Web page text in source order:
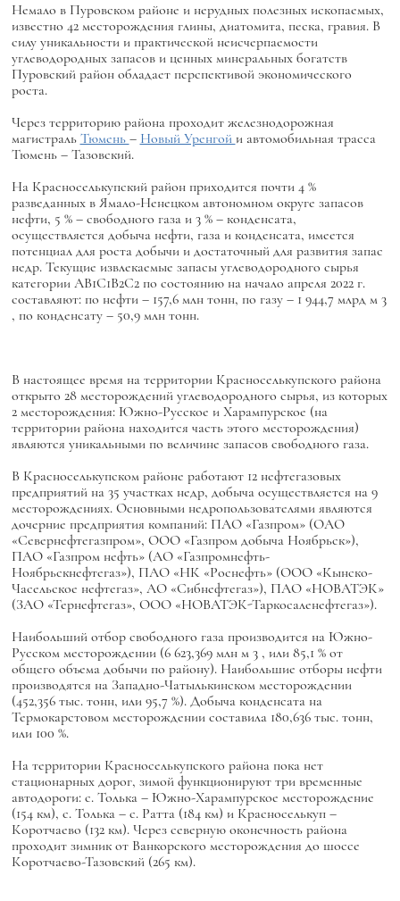
Немало в Пуровском районе и нерудных полезных ископаемых,
известно 42 месторождения глины, диатомита, песка, гравия. В
силу уникальности и практической неисчерпаемости
углеводородных запасов и ценных минеральных богатств
Пуровский район обладает перспективой экономического
роста.
Через территорию района проходит железнодорожная
магистраль Тюмень – Новый Уренгой и автомобильная трасса
Тюмень – Тазовский.
На Красноселькупский район приходится почти 4 %
разведанных в Ямало-Ненецком автономном округе запасов
нефти, 5 % – свободного газа и 3 % – конденсата,
осуществляется добыча нефти, газа и конденсата, имеется
потенциал для роста добычи и достаточный для развития запас
недр. Текущие извлекаемые запасы углеводородного сырья
категории АВ1С1В2С2 по состоянию на начало апреля 2022 г.
составляют: по нефти – 157,6 млн тонн, по газу – 1 944,7 млрд м 3
, по конденсату – 50,9 млн тонн.
В настоящее время на территории Красноселькупского района
открыто 28 месторождений углеводородного сырья, из которых
2 месторождения: Южно-Русское и Харампурское (на
территории района находится часть этого месторождения)
являются уникальными по величине запасов свободного газа.
В Красноселькупском районе работают 12 нефтегазовых
предприятий на 35 участках недр, добыча осуществляется на 9
месторождениях. Основными недропользователями являются
дочерние предприятия компаний: ПАО «Газпром» (ОАО
«Севернефтегазпром», ООО «Газпром добыча Ноябрьск»),
ПАО «Газпром нефть» (АО «Газпромнефть-
Ноябрьскнефтегаз»), ПАО «НК «Роснефть» (ООО «Кынско-
Часельское нефтегаз», АО «Сибнефтегаз»), ПАО «НОВАТЭК»
(ЗАО «Тернефтегаз», ООО «НОВАТЭК-Таркосаленефтегаз»).
Наибольший отбор свободного газа производится на Южно-
Русском месторождении (6 623,369 млн м 3 , или 85,1 % от
общего объема добычи по району). Наибольшие отборы нефти
производятся на Западно-Чатылькинском месторождении
(452,356 тыс. тонн, или 95,7 %). Добыча конденсата на
Термокарстовом месторождении составила 180,636 тыс. тонн,
или 100 %.
На территории Красноселькупского района пока нет
стационарных дорог, зимой функционируют три временные
автодороги: с. Толька – Южно-Харампурское месторождение
(154 км), с. Толька – с. Ратта (184 км) и Красноселькуп –
Коротчаево (132 км). Через северную оконечность района
проходит зимник от Ванкорского месторождения до шоссе
Коротчаево-Тазовский (265 км).